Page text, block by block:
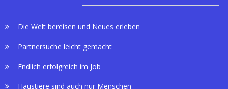
Die Welt bereisen und Neues erleben
Partnersuche leicht gemacht
Endlich erfolgreich im Job
Haustiere sind auch nur Menschen